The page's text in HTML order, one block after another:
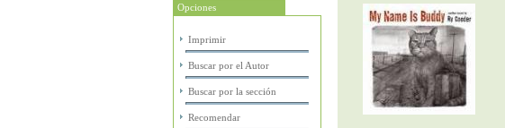
Opciones
Imprimir
Buscar por el Autor
Buscar por la sección
Recomendar
Recomendar
Su nombre Completo